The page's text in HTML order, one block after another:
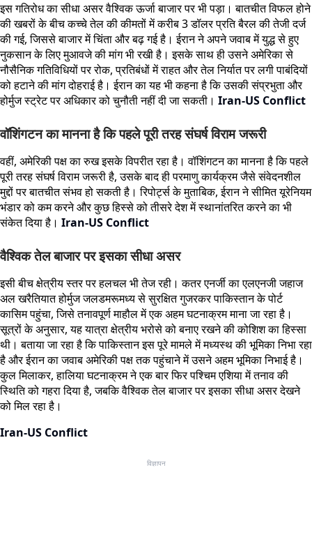
इस गतिरोध का सीधा असर वैश्विक ऊर्जा बाजार पर भी पड़ा। बातचीत विफल होने
की खबरों के बीच कच्चे तेल की कीमतों में करीब 3 डॉलर प्रति बैरल की तेजी दर्ज
की गई, जिससे बाजार में चिंता और बढ़ गई है। ईरान ने अपने जवाब में युद्ध से हुए
नुकसान के लिए मुआवजे की मांग भी रखी है। इसके साथ ही उसने अमेरिका से
नौसैनिक गतिविधियों पर रोक, प्रतिबंधों में राहत और तेल निर्यात पर लगी पाबंदियों
को हटाने की मांग दोहराई है। ईरान का यह भी कहना है कि उसकी संप्रभुता और
होर्मुज स्ट्रेट पर अधिकार को चुनौती नहीं दी जा सकती। Iran-US Conflict
वॉशिंगटन का मानना है कि पहले पूरी तरह संघर्ष विराम जरूरी
वहीं, अमेरिकी पक्ष का रुख इसके विपरीत रहा है। वॉशिंगटन का मानना है कि पहले
पूरी तरह संघर्ष विराम जरूरी है, उसके बाद ही परमाणु कार्यक्रम जैसे संवेदनशील
मुद्दों पर बातचीत संभव हो सकती है। रिपोर्ट्स के मुताबिक, ईरान ने सीमित यूरेनियम
भंडार को कम करने और कुछ हिस्से को तीसरे देश में स्थानांतरित करने का भी
संकेत दिया है। Iran-US Conflict
वैश्विक तेल बाजार पर इसका सीधा असर
इसी बीच क्षेत्रीय स्तर पर हलचल भी तेज रही। कतर एनर्जी का एलएनजी जहाज
अल खरैतियात होर्मुज जलडमरूमध्य से सुरक्षित गुजरकर पाकिस्तान के पोर्ट
कासिम पहुंचा, जिसे तनावपूर्ण माहौल में एक अहम घटनाक्रम माना जा रहा है।
सूत्रों के अनुसार, यह यात्रा क्षेत्रीय भरोसे को बनाए रखने की कोशिश का हिस्सा
थी। बताया जा रहा है कि पाकिस्तान इस पूरे मामले में मध्यस्थ की भूमिका निभा रहा
है और ईरान का जवाब अमेरिकी पक्ष तक पहुंचाने में उसने अहम भूमिका निभाई है।
कुल मिलाकर, हालिया घटनाक्रम ने एक बार फिर पश्चिम एशिया में तनाव की
स्थिति को गहरा दिया है, जबकि वैश्विक तेल बाजार पर इसका सीधा असर देखने
को मिल रहा है।
Iran-US Conflict
विज्ञापन